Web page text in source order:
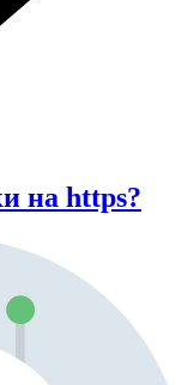
на https?